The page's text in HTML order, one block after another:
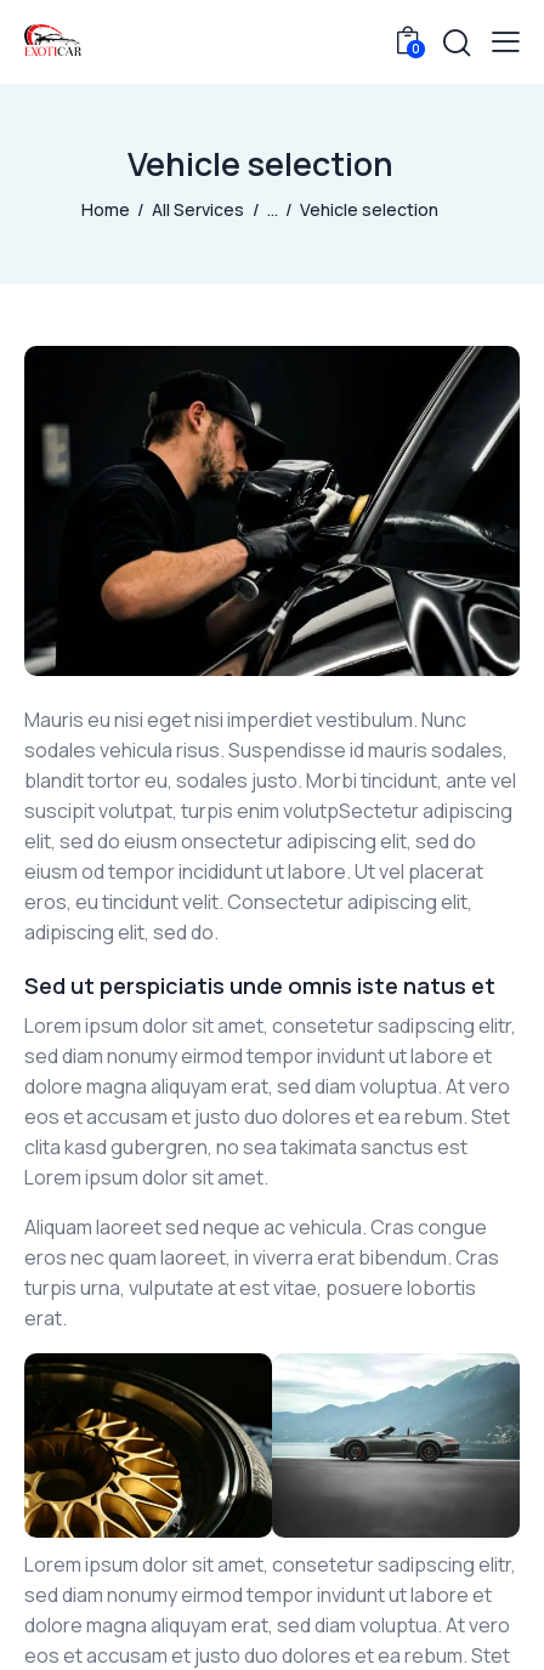
0
Vehicle selection
Home All Services ... Vehicle selection
Mauris eu nisi eget nisi imperdiet vestibulum. Nunc
sodales vehicula risus. Suspendisse id mauris sodales,
blandit tortor eu, sodales justo. Morbi tincidunt, ante vel
suscipit volutpat, turpis enim volutpSectetur adipiscing
elit, sed do eiusm onsectetur adipiscing elit, sed do
eiusm od tempor incididunt ut labore. Ut vel placerat
eros, eu tincidunt velit. Consectetur adipiscing elit,
adipiscing elit, sed do.
Sed ut perspiciatis unde omnis iste natus et
Lorem ipsum dolor sit amet, consetetur sadipscing elitr,
sed diam nonumy eirmod tempor invidunt ut labore et
dolore magna aliquyam erat, sed diam voluptua. At vero
eos et accusam et justo duo dolores et ea rebum. Stet
clita kasd gubergren, no sea takimata sanctus est
Lorem ipsum dolor sit amet.
Aliquam laoreet sed neque ac vehicula. Cras congue
eros nec quam laoreet, in viverra erat bibendum. Cras
turpis urna, vulputate at est vitae, posuere lobortis
erat.
Lorem ipsum dolor sit amet, consetetur sadipscing elitr,
sed diam nonumy eirmod tempor invidunt ut labore et
dolore magna aliquyam erat, sed diam voluptua. At vero
eos et accusam et justo duo dolores et ea rebum. Stet